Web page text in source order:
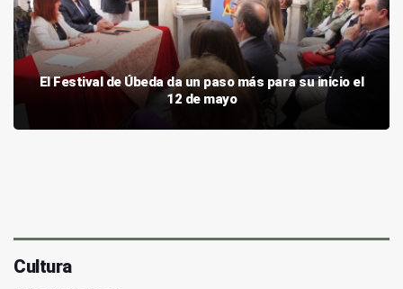
El Festival de Úbeda da un paso más para su inicio el
12 de mayo
Cultura